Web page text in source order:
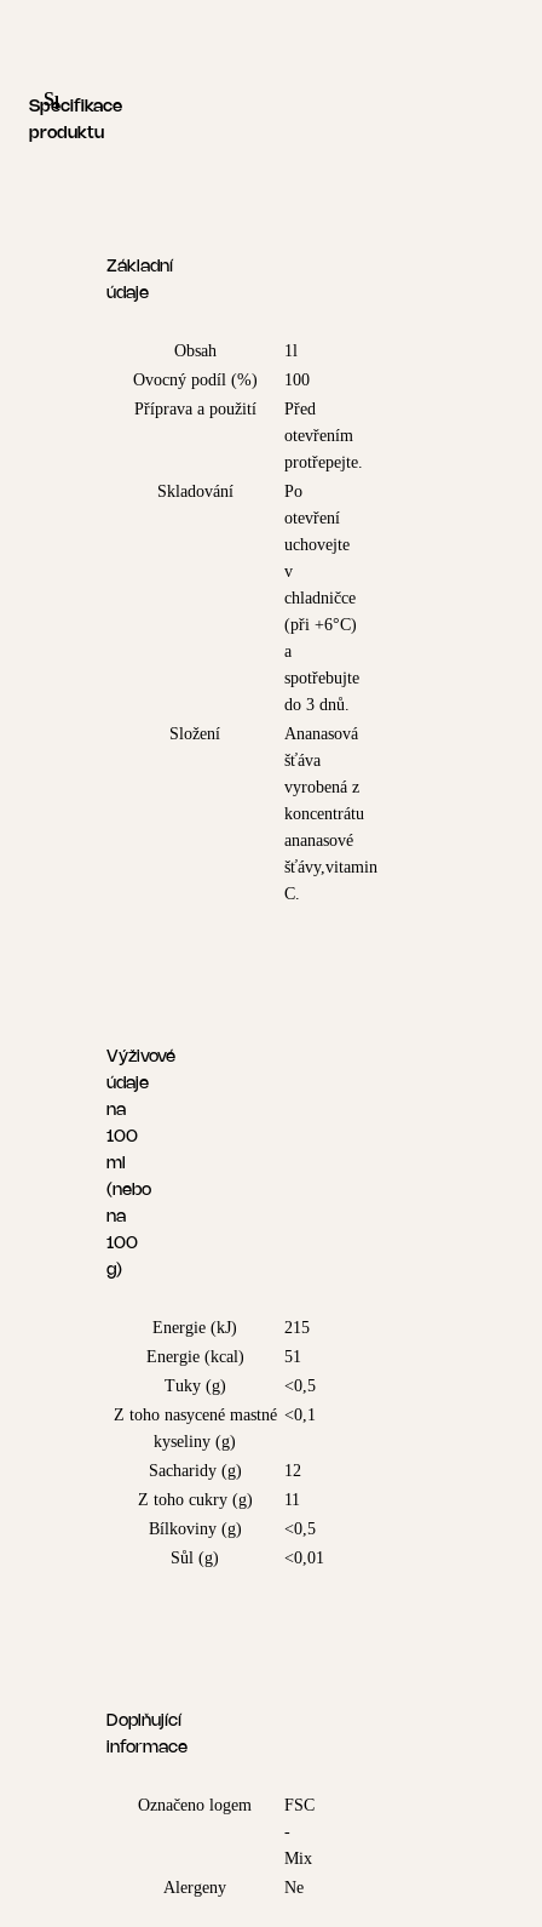
Specifikace produktu
Specifikace
produktu
Základní
údaje
Obsah
1l
Ovocný podíl (%)
100
Příprava a použití
Před
otevřením
protřepejte.
Skladování
Po
otevření
uchovejte
v
chladničce
(při +6°C)
a
spotřebujte
do 3 dnů.
Složení
Ananasová
šťáva
vyrobená z
koncentrátu
ananasové
šťávy,vitamin
C.
Výživové
údaje
na
100
ml
(nebo
na
100
g)
Energie (kJ)
215
Energie (kcal)
51
Tuky (g)
<0,5
Z toho nasycené mastné
kyseliny (g)
<0,1
Sacharidy (g)
12
Z toho cukry (g)
11
Bílkoviny (g)
<0,5
Sůl (g)
<0,01
Doplňující
informace
Označeno logem
FSC
-
Mix
Alergeny
Ne